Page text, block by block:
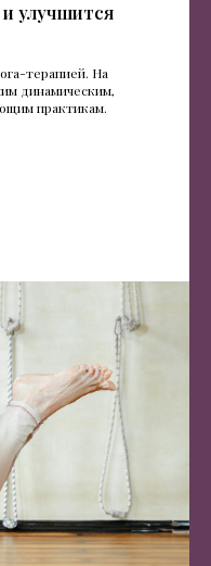
улучшится
терапией. На
динамическим,
практикам.